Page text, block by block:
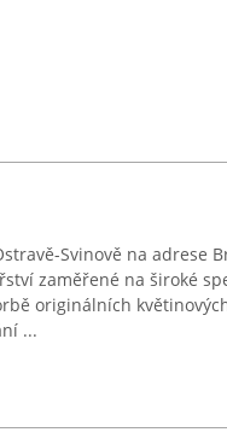
Svinově na adrese
zaměřené na široké
originálních
...